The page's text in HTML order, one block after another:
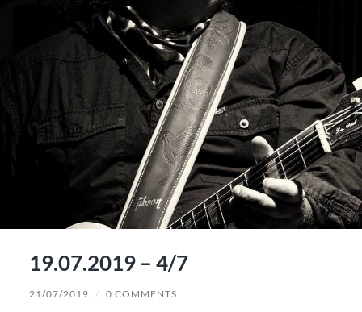
19.07.2019 – 4/7
21/07/2019 / 0 COMMENTS